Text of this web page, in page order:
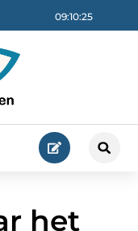
09:10:26
het